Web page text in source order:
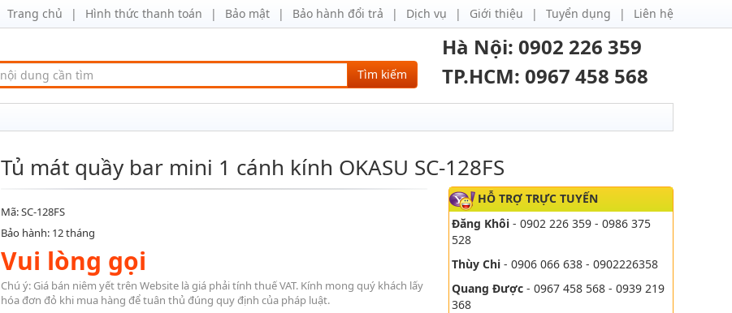
Trang chủ Hình thức thanh toán Bảo mật Bảo hành đổi trả Dịch vụ Giới thiệu Tuyển dụng Liên hệ
Tìm kiếm
Hà Nội: 0902 226 359
TP.HCM: 0967 458 568
Tủ mát quầy bar mini 1 cánh kính OKASU SC-128FS
HỖ TRỢ TRỰC TUYẾN
Đăng Khôi - 0902 226 359 - 0986 375
528
Thùy Chi - 0906 066 638 - 0902226358
Quang Được - 0967 458 568 - 0939 219
368
Mã: SC-128FS
Bảo hành: 12 tháng
Vui lòng gọi
Chú ý: Giá bán niêm yết trên Website là giá phải tính thuế VAT. Kính mong quý khách lấy
hóa đơn đỏ khi mua hàng để tuân thủ đúng quy định của pháp luật.